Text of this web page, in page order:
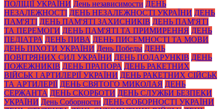
ПОЛІЦІЇ УКРАЇНИ День независимости ДЕНЬ
НЕЗАЛЕЖНОСТІ ДЕНЬ НЕЗАЛЕЖНОСТІ УКРАЇНИ ДЕНЬ
ПАМ'ЯТІ ДЕНЬ ПАМ'ЯТІ ЗАХИСНИКІВ ДЕНЬ ПАМ'ЯТІ
ТА ПЕРЕМОГИ ДЕНЬ ПАМ'ЯТІ ТА ПРИМИРЕННЯ ДЕНЬ
ПЕДІАТРА ДЕНЬ ПИВА ДЕНЬ ПИСЕМНОСТІ ТА МОВИ
ДЕНЬ ПІХОТИ УКРАЇНИ День Победы ДЕНЬ
ПОВІТРЯНИХ СИЛ УКРАЇНИ ДЕНЬ ПОДАРУНКІВ ДЕНЬ
ПОЖЕЖНИКІВ ДЕНЬ ПРАПОРА ДЕНЬ РАКЕТНИХ
ВІЙСЬК І АРТИЛЕРІЇ УКРАЇНИ ДЕНЬ РАКЕТНИХ СІЙСЬК
ТА АРТИЛЕРІЇ ДЕНЬ СВЯТОГО МИКОЛАЯ ДЕНЬ
СЕРЖАНТА ДЕНЬ СКОРБОТИ ДЕНЬ СЛУЖБИ БЕЗПЕКИ
УКРАЇНИ День Соборности ДЕНЬ СОБОРНОСТІ УКРАЇНИ